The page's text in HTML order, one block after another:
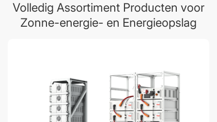
Volledig Assortiment Producten voor
Zonne-energie- en Energieopslag